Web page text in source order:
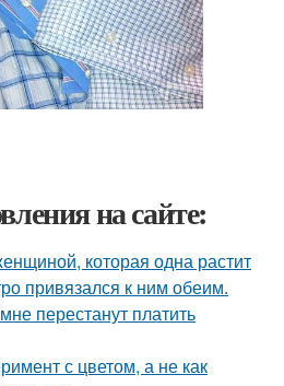
на сайте:
которая одна растит
привязался к ним обеим.
перестанут платить
с цветом, а не как